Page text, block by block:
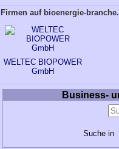
Firmen auf bioenergie-
WELTEC BIOPOWER
GmbH
Business-
Suche in